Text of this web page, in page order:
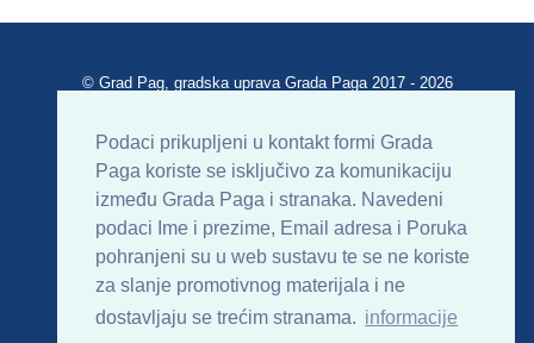
Podaci prikupljeni u kontakt formi Grada
Paga koriste se isključivo za komunikaciju
između Grada Paga i stranaka. Navedeni
podaci Ime i prezime, Email adresa i Poruka
pohranjeni su u web sustavu te se ne koriste
za slanje promotivnog materijala i ne
dostavljaju se trećim stranama. informacije
© Grad Pag, gradska uprava Grada Paga 2017 - 2026
Uvjeti korištenja Impressum
Kontakt
Sitemap
RSS